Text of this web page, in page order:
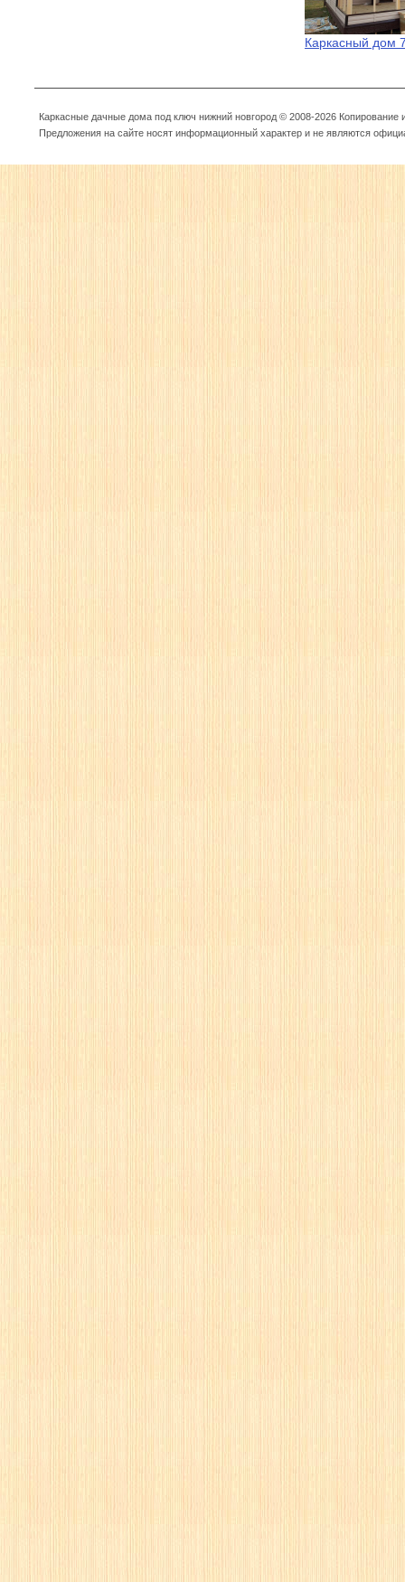
Каркасный дом
Каркасные дачные дома под ключ нижний новгород © 2008-2026
Предложения на сайте носят информационный характер и не являются